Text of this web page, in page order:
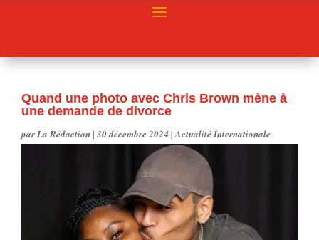
Quand une photo avec Chris Brown mène à
une demande de divorce
parLa Rédaction| 30 décembre 2024|Actualité Internationale